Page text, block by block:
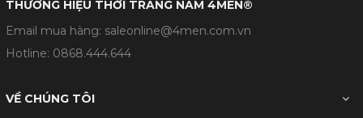
THƯƠNG HIỆU THỜI TRANG NAM 4MEN®
Email mua hàng: saleonline@4men.com.vn
Hotline: 0868.444.644
VỀ CHÚNG TÔI